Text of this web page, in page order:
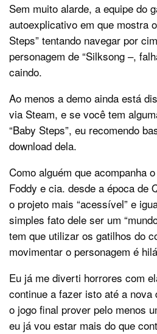
Sem muito alarde, a equipe do
autoexplicativo em que mostra
Steps” tentando navegar por
personagem de “Silksong –,
caindo.
Ao menos a demo ainda está
via Steam, e se você tem
“Baby Steps”, eu recomendo
download dela.
Como alguém que acompanha
Foddy e cia. desde a época de
o projeto mais “acessível” e
simples fato dele ser um
tem que utilizar os gatilhos do
movimentar o personagem é
Eu já me diverti horrores com
continue a fazer isto até a nova
o jogo final prover pelo menos
eu já vou estar mais do que